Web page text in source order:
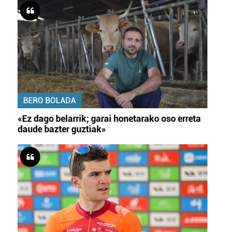
BERO BOLADA
«Ez dago belarrik; garai honetarako oso erreta
daude bazter guztiak»